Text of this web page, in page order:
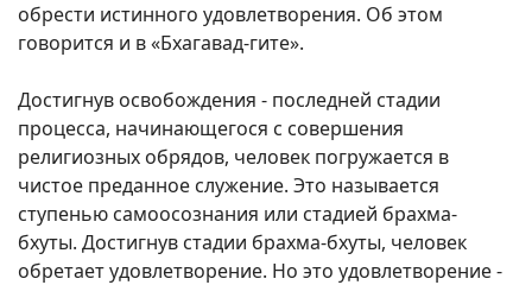
обрести истинного удовлетворения. Об этом
говорится и в «Бхагавад-гите».
Достигнув освобождения - последней стадии
процесса, начинающегося с совершения
религиозных обрядов, человек погружается в
чистое преданное служение. Это называется
ступенью самоосознания или стадией брахма-
бхуты. Достигнув стадии брахма-бхуты, человек
обретает удовлетворение. Но это удовлетворение -